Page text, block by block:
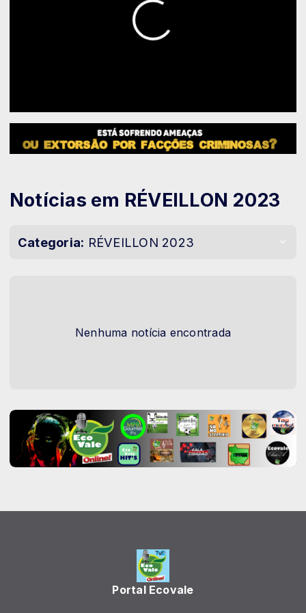
Notícias em RÉVEILLON 2023
Categoria: RÉVEILLON 2023
Nenhuma notícia encontrada
Portal Ecovale